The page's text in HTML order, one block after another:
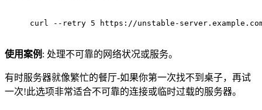
curl --retry 5 https://unstable-
使用案例 : 处理不可靠的网络状况或服务。
有时服务器就像繁忙的餐厅-如果你第一次找不到桌子，再试
一次!此选项非常适合不可靠的连接或临时过载的服务器。